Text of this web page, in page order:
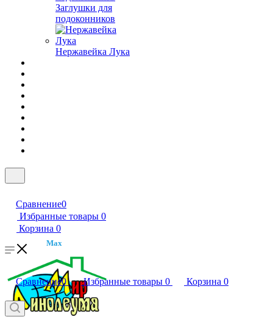
Заглушки для
подоконников
Нержавейка Лука
Сравнение0
Избранные товары 0
Корзина 0
Max
Сравнение0 Избранные товары 0 Корзина 0